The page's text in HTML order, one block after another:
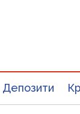
Депозити